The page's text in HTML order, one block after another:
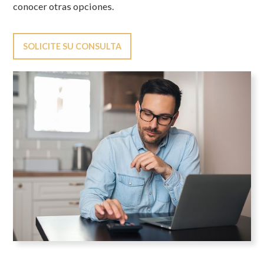
conocer otras opciones.
SOLICITE SU CONSULTA